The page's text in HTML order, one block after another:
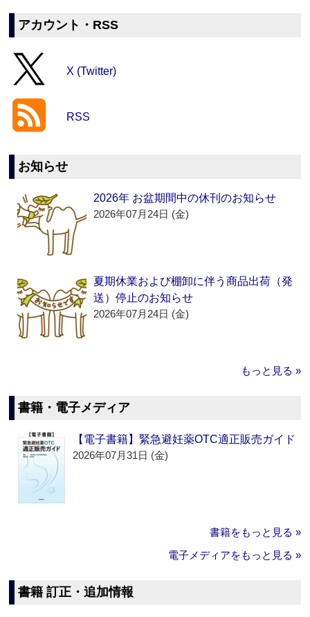
アカウント・RSS
X (Twitter)
RSS
お知らせ
2026年 お盆期間中の休刊のお知らせ
2026年07月24日 (金)
夏期休業および棚卸に伴う商品出荷（発
送）停止のお知らせ
2026年07月24日 (金)
もっと見る »
書籍・電子メディア
【電子書籍】緊急避妊薬OTC適正販売ガイド
2026年07月31日 (金)
書籍をもっと見る »
電子メディアをもっと見る »
書籍 訂正・追加情報